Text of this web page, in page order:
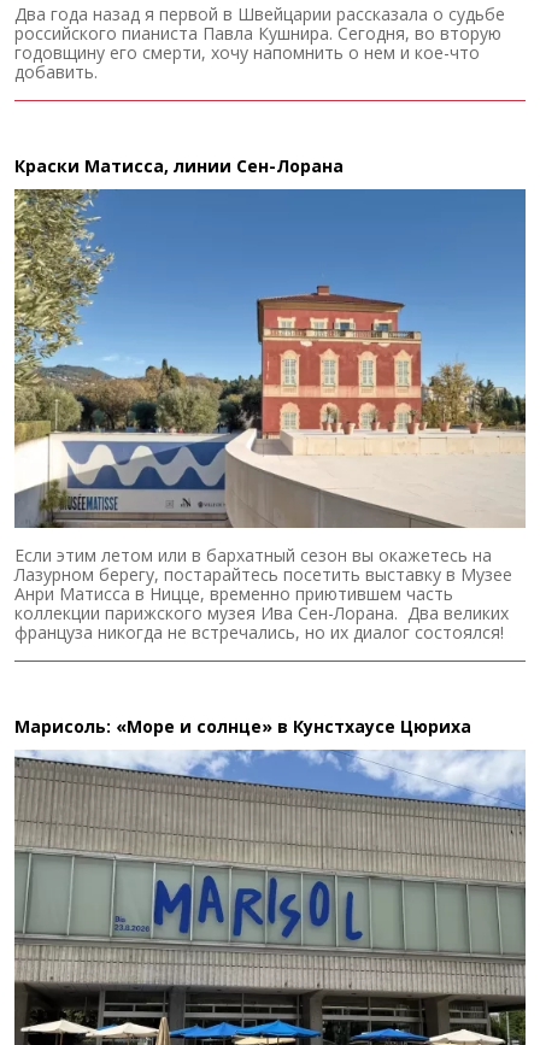
Два года назад я первой в Швейцарии рассказала о судьбе
российского пианиста Павла Кушнира. Сегодня, во вторую
годовщину его смерти, хочу напомнить о нем и кое-что
добавить.
Краски Матисса, линии Сен-Лорана
Если этим летом или в бархатный сезон вы окажетесь на
Лазурном берегу, постарайтесь посетить выставку в Музее
Анри Матисса в Ницце, временно приютившем часть
коллекции парижского музея Ива Сен-Лорана. Два великих
француза никогда не встречались, но их диалог состоялся!
Марисоль: «Море и солнце» в Кунстхаусе Цюриха